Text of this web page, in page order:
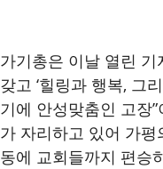
가기총은 이날 열린
갖고 ‘힐링과 행복, 그
기에 안성맞춤인 고장
가 자리하고 있어 가
동에 교회들까지 편승